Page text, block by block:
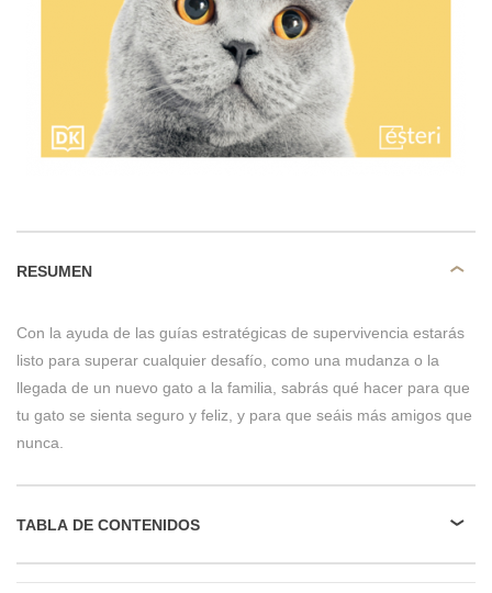
RESUMEN
Con la ayuda de las guías estratégicas de supervivencia estarás
listo para superar cualquier desafío, como una mudanza o la
llegada de un nuevo gato a la familia, sabrás qué hacer para que
tu gato se sienta seguro y feliz, y para que seáis más amigos que
nunca.
TABLA DE CONTENIDOS